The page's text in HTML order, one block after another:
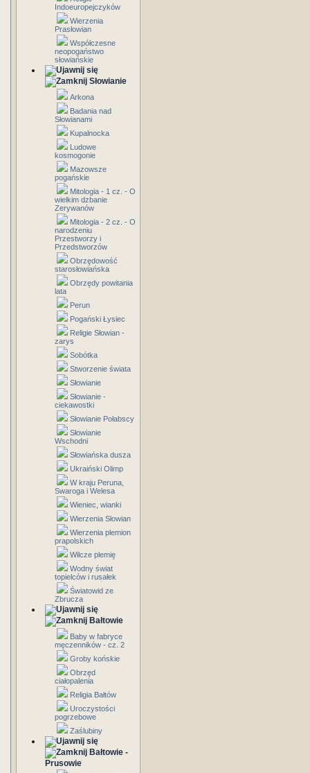
Indoeuropejczyków
Wierzenia
Prasłowian
Współczesne
neopogaństwo
słowiańskie
Słowianie
Arkona
Badania nad
Słowianami
Kupalnocka
Ludowe
kosmogonie
Mazowsze
pogańskie
Mitologia - 1 cz. - O
wielkim dzbanie
Zerywanów
Mitologia - 2 cz. - O
narodzeniu
Przestworzy i
Przedstworzów
Obrzędowość
starosłowiańska
Obrzędy powitania
lata
Perun
Pogański Łysiec
Religie Słowian -
zarys
Sobótka
Stworzenie świata
Słowianie
Słowianie -
ciekawostki
Słowianie Połabscy
Słowianie
Wschodni
Słowiańska dusza
Ukraiński Olimp
W kraju Peruna,
Swaroga i Welesa
Wieniec, wianki
Wierzenia Słowian
Wierzenia plemion
prapolskich
Wilcze plemię
Wodny świat
topielców i rusałek
Światowid ze
Zbrucza
Bałtowie
Baby w fabryce
męczenników - cz. 2
Groby końskie
Obrzęd
ciałopalenia
Religia Bałtów
Uroczystości
pogrzebowe
Zaślubiny
Bałtowie -
Prusowie